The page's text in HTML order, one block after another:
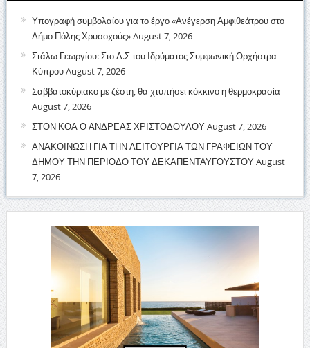
Υπογραφή συμβολαίου για το έργο «Ανέγερση Αμφιθεάτρου στο
Δήμο Πόλης Χρυσοχούς»August 7, 2026
Στάλω Γεωργίου: Στο Δ.Σ του Ιδρύματος Συμφωνική Ορχήστρα
ΚύπρουAugust 7, 2026
Σαββατοκύριακο με ζέστη, θα χτυπήσει κόκκινο η θερμοκρασία
August 7, 2026
ΣΤΟΝ ΚΟΑ Ο ΑΝΔΡΕΑΣ ΧΡΙΣΤΟΔΟΥΛΟΥAugust 7, 2026
ΑΝΑΚΟΙΝΩΣΗ ΓΙΑ ΤΗΝ ΛΕΙΤΟΥΡΓΙΑ ΤΩΝ ΓΡΑΦΕΙΩΝ ΤΟΥ
ΔΗΜΟΥ ΤΗΝ ΠΕΡΙΟΔΟ ΤΟΥ ΔΕΚΑΠΕΝΤΑΥΓΟΥΣΤΟΥAugust
7, 2026